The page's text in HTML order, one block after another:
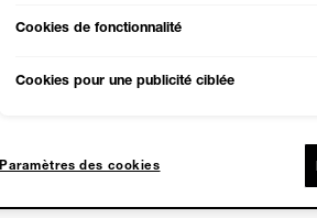
Cookies de fonctionnalité
Cookies pour une publicité ciblée
Paramètres des cookies